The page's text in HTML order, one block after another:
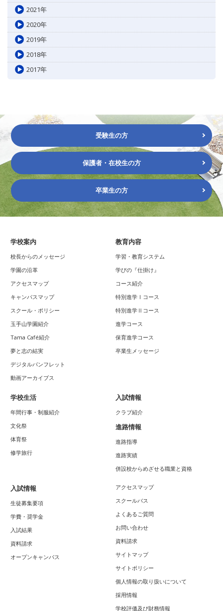
2021年
2020年
2019年
2018年
2017年
受験生の方
保護者・在校生の方
卒業生の方
学校案内
校長からのメッセージ
学園の沿革
アクセスマップ
キャンパスマップ
スクール・ポリシー
玉手山学園紹介
Tama Café紹介
夢と志の結実
デジタルパンフレット
動画アーカイブス
教育内容
学習・教育システム
学びの『仕掛け』
コース紹介
特別進学Ⅰコース
特別進学Ⅱコース
進学コース
保育進学コース
卒業生メッセージ
学校生活
年間行事・制服紹介
文化祭
体育祭
修学旅行
入試情報
クラブ紹介
進路情報
進路指導
進路実績
併設校からめざせる職業と資格
入試情報
生徒募集要項
学費・奨学金
入試結果
資料請求
オープンキャンパス
アクセスマップ
スクールバス
よくあるご質問
お問い合わせ
資料請求
サイトマップ
サイトポリシー
個人情報の取り扱いについて
採用情報
学校評価及び財務情報